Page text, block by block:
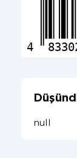
4
null